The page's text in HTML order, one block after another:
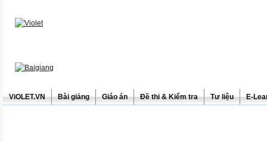
ViOLET.VN Bài giảng Giáo án Đề thi & Kiểm tra Tư liệu E-